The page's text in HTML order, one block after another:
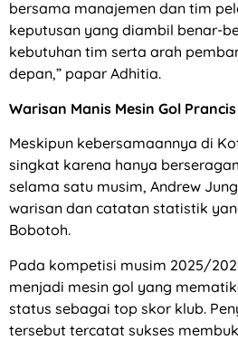
bersama manajemen dan tim
keputusan yang diambil benar-
kebutuhan tim serta arah
depan,” papar Adhitia.
Warisan Manis Mesin Gol Prancis
Meskipun kebersamaannya di
singkat karena hanya
selama satu musim, Andrew
warisan dan catatan statistik
Bobotoh.
Pada kompetisi musim 2025/
menjadi mesin gol yang
status sebagai top skor klub.
tersebut tercatat sukses